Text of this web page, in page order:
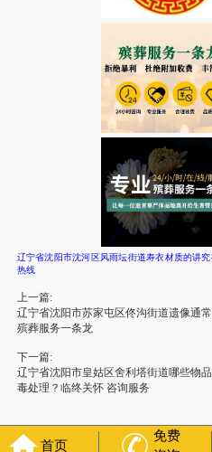
辽宁省沈阳市沈河区风雨坛街道寿衣材质的讲
热线
上一篇:
辽宁省沈阳市苏家屯区佟沟街道遗像通
殡葬服务一条龙
下一篇:
辽宁省沈阳市皇姑区舍利塔街道哪些物
毒处理？临终关怀 咨询服务
首页
免费